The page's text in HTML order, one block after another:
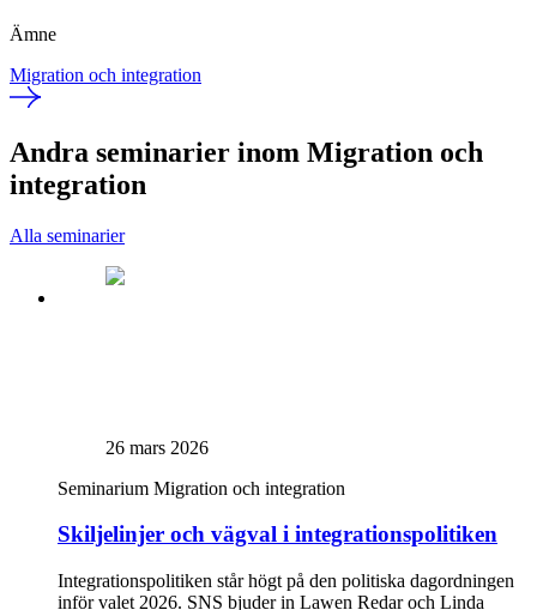
Ämne
Migration och integration
Andra seminarier inom Migration och
integration
Alla seminarier
26 mars 2026
Seminarium Migration och integration
Skiljelinjer och vägval i integrationspolitiken
Integrationspolitiken står högt på den politiska dagordningen
inför valet 2026. SNS bjuder in Lawen Redar och Linda